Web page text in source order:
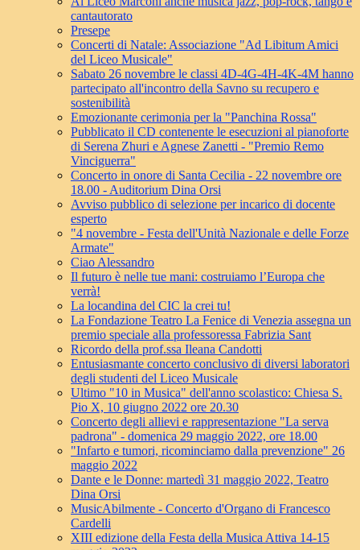
cantautorato
Presepe
Concerti di Natale: Associazione "Ad Libitum Amici
del Liceo Musicale"
Sabato 26 novembre le classi 4D-4G-4H-4K-4M hanno
partecipato all'incontro della Savno su recupero e
sostenibilità
Emozionante cerimonia per la "Panchina Rossa"
Pubblicato il CD contenente le esecuzioni al pianoforte
di Serena Zhuri e Agnese Zanetti - "Premio Remo
Vinciguerra"
Concerto in onore di Santa Cecilia - 22 novembre ore
18.00 - Auditorium Dina Orsi
Avviso pubblico di selezione per incarico di docente
esperto
"4 novembre - Festa dell'Unità Nazionale e delle Forze
Armate"
Ciao Alessandro
Il futuro è nelle tue mani: costruiamo l’Europa che
verrà!
La locandina del CIC la crei tu!
La Fondazione Teatro La Fenice di Venezia assegna un
premio speciale alla professoressa Fabrizia Sant
Ricordo della prof.ssa Ileana Candotti
Entusiasmante concerto conclusivo di diversi laboratori
degli studenti del Liceo Musicale
Ultimo "10 in Musica" dell'anno scolastico: Chiesa S.
Pio X, 10 giugno 2022 ore 20.30
Concerto degli allievi e rappresentazione "La serva
padrona" - domenica 29 maggio 2022, ore 18.00
"Infarto e tumori, ricominciamo dalla prevenzione" 26
maggio 2022
Dante e le Donne: martedì 31 maggio 2022, Teatro
Dina Orsi
MusicAbilmente - Concerto d'Organo di Francesco
Cardelli
XIII edizione della Festa della Musica Attiva 14-15